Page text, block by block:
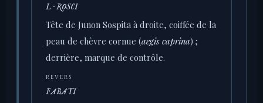
L · ROSCI
Tête de Junon Sospita à droite, coiffée de la
peau de chèvre cornue (aegis caprina) ;
derrière, marque de contrôle.
REVERS
FABATI